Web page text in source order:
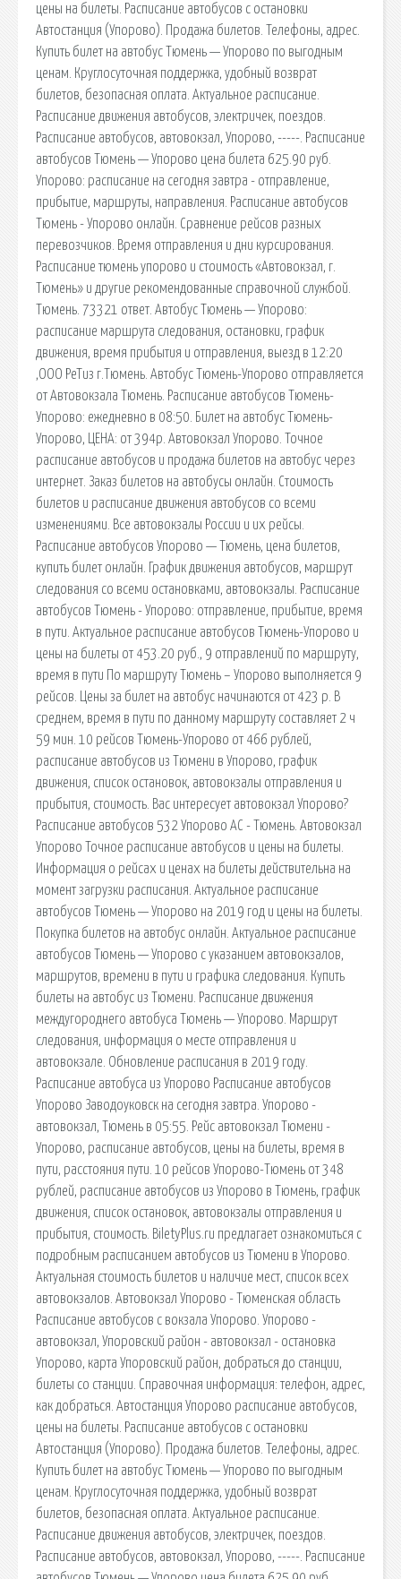
цены на билеты. Расписание автобусов с остановки
Автостанция (Упорово). Продажа билетов. Телефоны, адрес.
Купить билет на автобус Тюмень — Упорово по выгодным
ценам. Круглосуточная поддержка, удобный возврат
билетов, безопасная оплата. Актуальное расписание.
Расписание движения автобусов, электричек, поездов.
Расписание автобусов, автовокзал, Упорово, -----. Расписание
автобусов Тюмень — Упорово цена билета 625.90 руб.
Упорово: расписание на сегодня завтра - отправление,
прибытие, маршруты, направления. Расписание автобусов
Тюмень - Упорово онлайн. Сравнение рейсов разных
перевозчиков. Время отправления и дни курсирования.
Расписание тюмень упорово и стоимость «Автовокзал, г.
Тюмень» и другие рекомендованные справочной службой.
Тюмень. 73321 ответ. Автобус Тюмень — Упорово:
расписание маршрута следования, остановки, график
движения, время прибытия и отправления, выезд в 12:20
,ООО РеТиз г.Тюмень. Автобус Тюмень-Упорово отправляется
от Автовокзала Тюмень. Расписание автобусов Тюмень-
Упорово: ежедневно в 08:50. Билет на автобус Тюмень-
Упорово, ЦЕНА: от 394р. Автовокзал Упорово. Точное
расписание автобусов и продажа билетов на автобус через
интернет. Заказ билетов на автобусы онлайн. Стоимость
билетов и расписание движения автобусов со всеми
изменениями. Все автовокзалы России и их рейсы.
Расписание автобусов Упорово — Тюмень, цена билетов,
купить билет онлайн. График движения автобусов, маршрут
следования со всеми остановками, автовокзалы. Расписание
автобусов Тюмень - Упорово: отправление, прибытие, время
в пути. Актуальное расписание автобусов Тюмень-Упорово и
цены на билеты от 453.20 руб., 9 отправлений по маршруту,
время в пути По маршруту Тюмень – Упорово выполняется 9
рейсов. Цены за билет на автобус начинаются от 423 р. В
среднем, время в пути по данному маршруту составляет 2 ч
59 мин. 10 рейсов Тюмень-Упорово от 466 рублей,
расписание автобусов из Тюмени в Упорово, график
движения, список остановок, автовокзалы отправления и
прибытия, стоимость. Вас интересует автовокзал Упорово?
Расписание автобусов 532 Упорово АС - Тюмень. Автовокзал
Упорово Точное расписание автобусов и цены на билеты.
Информация о рейсах и ценах на билеты действительна на
момент загрузки расписания. Актуальное расписание
автобусов Тюмень — Упорово на 2019 год и цены на билеты.
Покупка билетов на автобус онлайн. Актуальное расписание
автобусов Тюмень — Упорово с указанием автовокзалов,
маршрутов, времени в пути и графика следования. Купить
билеты на автобус из Тюмени. Расписание движения
междугороднего автобуса Тюмень — Упорово. Маршрут
следования, информация о месте отправления и
автовокзале. Обновление расписания в 2019 году.
Расписание автобуса из Упорово Расписание автобусов
Упорово Заводоуковск на сегодня завтра. Упорово -
автовокзал, Тюмень в 05:55. Рейс автовокзал Тюмени -
Упорово, расписание автобусов, цены на билеты, время в
пути, расстояния пути. 10 рейсов Упорово-Тюмень от 348
рублей, расписание автобусов из Упорово в Тюмень, график
движения, список остановок, автовокзалы отправления и
прибытия, стоимость. BiletyPlus.ru предлагает ознакомиться с
подробным расписанием автобусов из Тюмени в Упорово.
Актуальная стоимость билетов и наличие мест, список всех
автовокзалов. Автовокзал Упорово - Тюменская область
Расписание автобусов с вокзала Упорово. Упорово -
автовокзал, Упоровский район - автовокзал - остановка
Упорово, карта Упоровский район, добраться до станции,
билеты со станции. Справочная информация: телефон, адрес,
как добраться. Автостанция Упорово расписание автобусов,
цены на билеты. Расписание автобусов с остановки
Автостанция (Упорово). Продажа билетов. Телефоны, адрес.
Купить билет на автобус Тюмень — Упорово по выгодным
ценам. Круглосуточная поддержка, удобный возврат
билетов, безопасная оплата. Актуальное расписание.
Расписание движения автобусов, электричек, поездов.
Расписание автобусов, автовокзал, Упорово, -----. Расписание